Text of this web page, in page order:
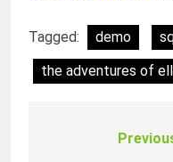
Tagged: demo
the adventures of
Navegação